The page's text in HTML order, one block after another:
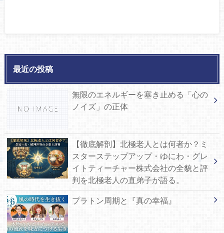
最近の投稿
無限のエネルギーを塞き止める「心の
ノイズ」の正体
【徹底解剖】北極老人とは何者か？ミ
スターステップアップ・ゆにわ・グレ
イトティーチャー株式会社の全貌と評
判を北極老人の直弟子が語る。
プラトン周期と『真の幸福』